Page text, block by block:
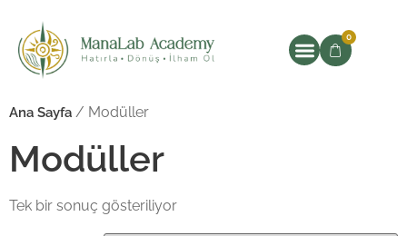
0
Ana Sayfa / Modüller
Modüller
Tek bir sonuç gösteriliyor